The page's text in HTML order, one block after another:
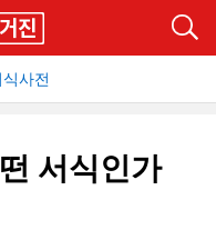
사전
서식인가